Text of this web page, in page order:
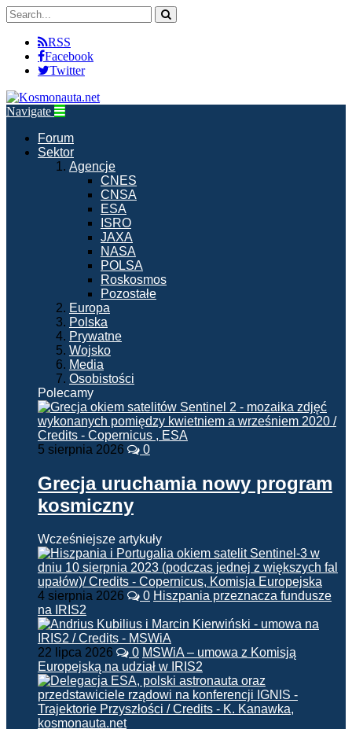
RSS
Facebook
Twitter
Navigate
Forum
Sektor
Agencje
CNES
CNSA
ESA
ISRO
JAXA
NASA
POLSA
Roskosmos
Pozostałe
Europa
Polska
Prywatne
Wojsko
Media
Osobistości
Polecamy
5 sierpnia 2026 0
Grecja uruchamia nowy program
kosmiczny
Wcześniejsze artykuły
4 sierpnia 2026 0 Hiszpania przeznacza fundusze
na IRIS2
22 lipca 2026 0 MSWiA – umowa z Komisją
Europejską na udział w IRIS2